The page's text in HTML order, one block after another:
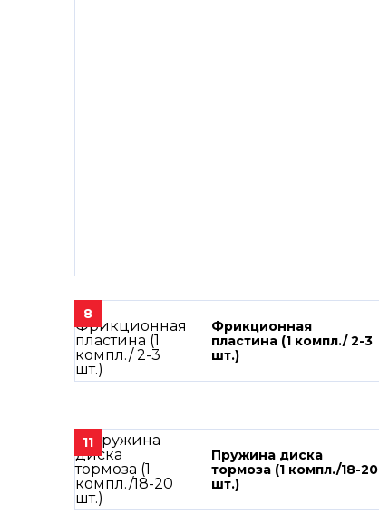
8
Фрикционная
пластина (1 компл./ 2-3
шт.)
11
Пружина диска
тормоза (1 компл./18-20
шт.)